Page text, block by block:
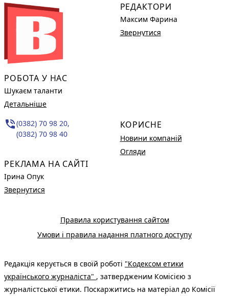
РОБОТА У НАС
Шукаєм таланти
Детальніше
phone_in_talk(0382) 70 98 20,
(0382) 70 98 40
РЕКЛАМА НА САЙТІ
Ірина Опук
Звернутися
РЕДАКТОРИ
Максим Фарина
Звернутися
КОРИСНЕ
Новини компаній
Огляди
Правила користування сайтом
Умови і правила надання платного доступу
Редакція керується в своїй роботі "Кодексом етики
українського журналіста" , затвердженим Комісією з
журналістської етики. Поскаржитись на матеріал до Комісії